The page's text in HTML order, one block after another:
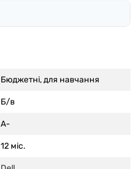
Бюджетні, для навчання
Б/в
A-
12 міс.